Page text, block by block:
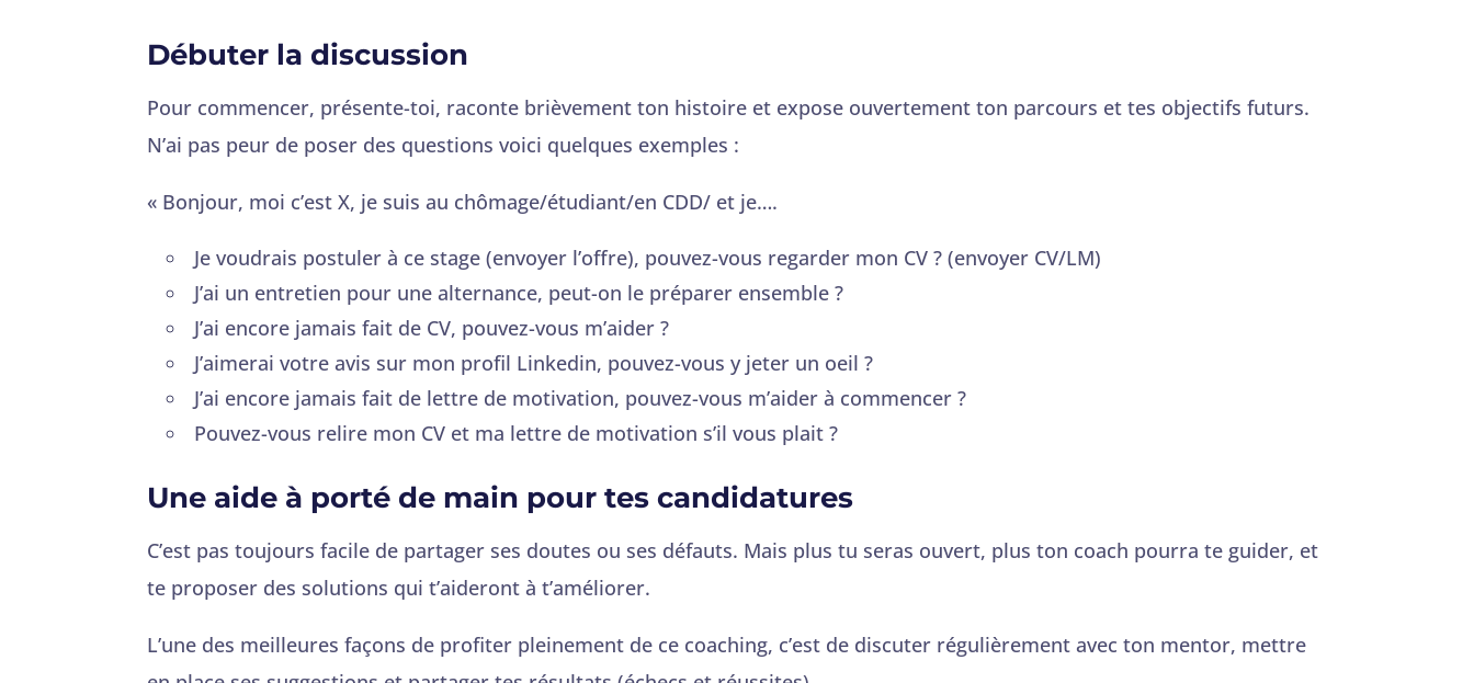
Débuter la discussion
Pour commencer, présente-toi, raconte brièvement ton histoire et expose ouvertement ton parcours et tes objectifs futurs.
N’ai pas peur de poser des questions voici quelques exemples :
« Bonjour, moi c’est X, je suis au chômage/étudiant/en CDD/ et je….
Je voudrais postuler à ce stage (envoyer l’offre), pouvez-vous regarder mon CV ? (envoyer CV/LM)
J’ai un entretien pour une alternance, peut-on le préparer ensemble ?
J’ai encore jamais fait de CV, pouvez-vous m’aider ?
J’aimerai votre avis sur mon profil Linkedin, pouvez-vous y jeter un oeil ?
J’ai encore jamais fait de lettre de motivation, pouvez-vous m’aider à commencer ?
Pouvez-vous relire mon CV et ma lettre de motivation s’il vous plait ?
Une aide à porté de main pour tes candidatures
C’est pas toujours facile de partager ses doutes ou ses défauts. Mais plus tu seras ouvert, plus ton coach pourra te guider, et
te proposer des solutions qui t’aideront à t’améliorer.
L’une des meilleures façons de profiter pleinement de ce coaching, c’est de discuter régulièrement avec ton mentor, mettre